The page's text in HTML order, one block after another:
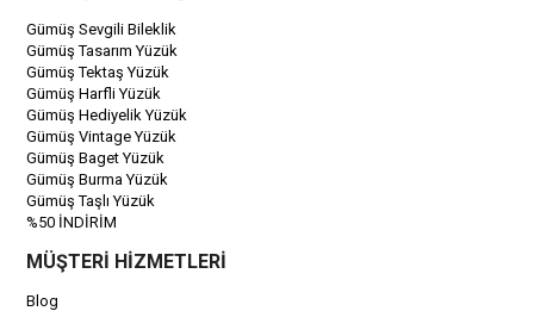
Gümüş Sevgili Bileklik
Gümüş Tasarım Yüzük
Gümüş Tektaş Yüzük
Gümüş Harfli Yüzük
Gümüş Hediyelik Yüzük
Gümüş Vintage Yüzük
Gümüş Baget Yüzük
Gümüş Burma Yüzük
Gümüş Taşlı Yüzük
%50 İNDİRİM
MÜŞTERİ HİZMETLERİ
Blog